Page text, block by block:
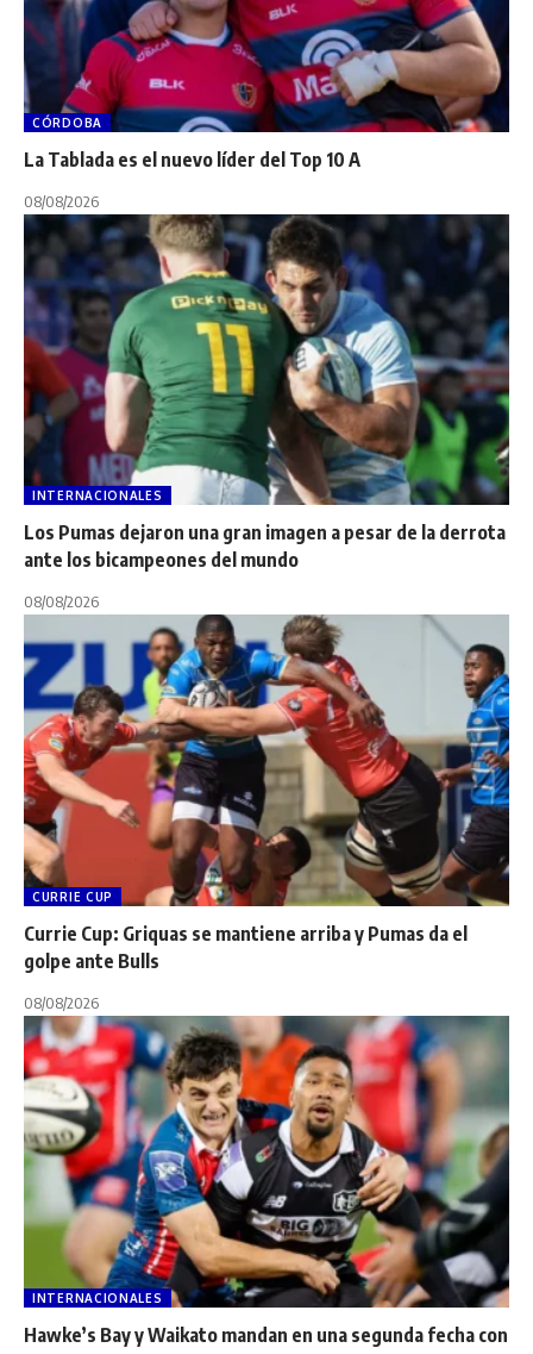
CÓRDOBA
La Tablada es el nuevo líder del Top 10 A
08/08/2026
INTERNACIONALES
Los Pumas dejaron una gran imagen a pesar de la derrota
ante los bicampeones del mundo
08/08/2026
CURRIE CUP
Currie Cup: Griquas se mantiene arriba y Pumas da el
golpe ante Bulls
08/08/2026
INTERNACIONALES
Hawke’s Bay y Waikato mandan en una segunda fecha con